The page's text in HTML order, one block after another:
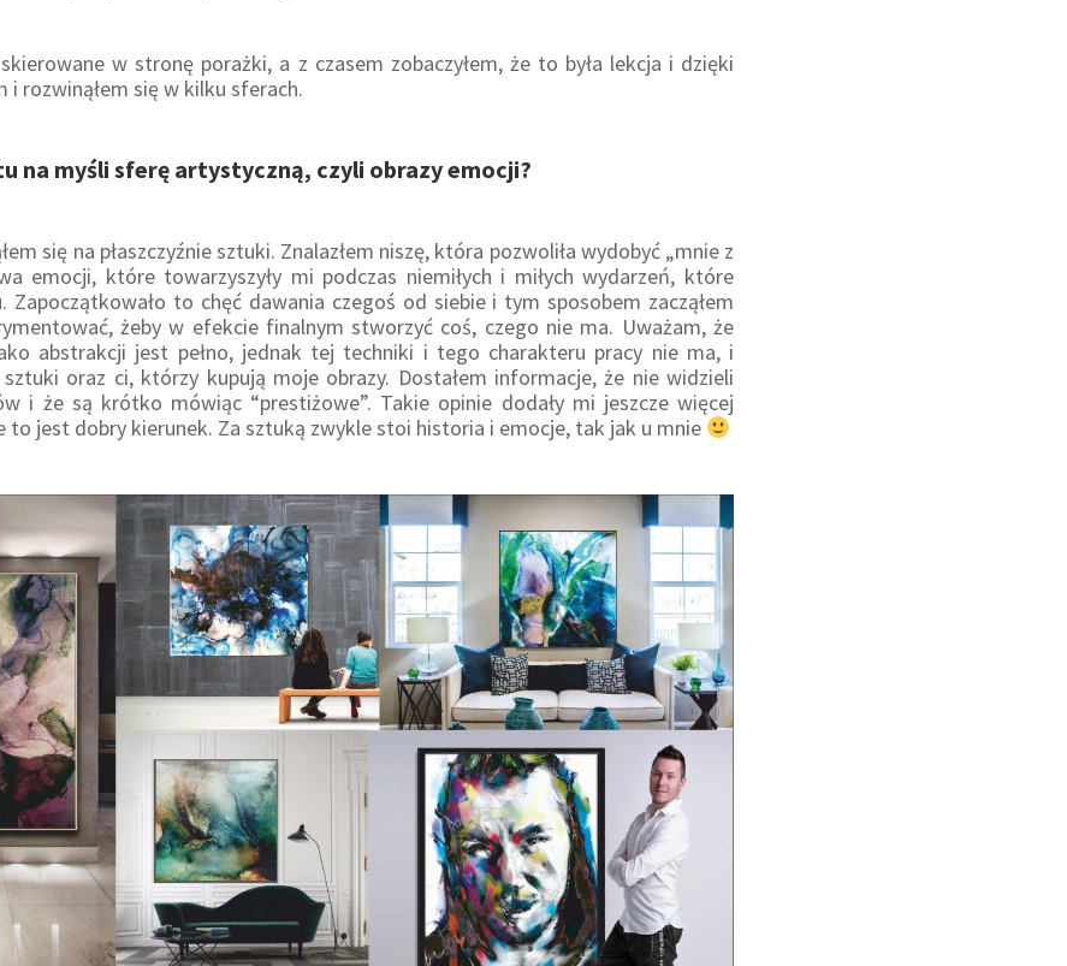
w stronę porażki, a z czasem zobaczyłem, że to była lekcja i dzięki
i rozwinąłem się w kilku sferach.
tu na myśli sferę artystyczną, czyli obrazy emocji?
się na płaszczyźnie sztuki. Znalazłem niszę, która pozwoliła wydobyć „mnie z
emocji, które towarzyszyły mi podczas niemiłych i miłych wydarzeń, które
Zapoczątkowało to chęć dawania czegoś od siebie i tym sposobem zacząłem
żeby w efekcie finalnym stworzyć coś, czego nie ma. Uważam, że
abstrakcji jest pełno, jednak tej techniki i tego charakteru pracy nie ma, i
oraz ci, którzy kupują moje obrazy. Dostałem informacje, że nie widzieli
i że są krótko mówiąc “prestiżowe”. Takie opinie dodały mi jeszcze więcej
to jest dobry kierunek. Za sztuką zwykle stoi historia i emocje, tak jak u mnie